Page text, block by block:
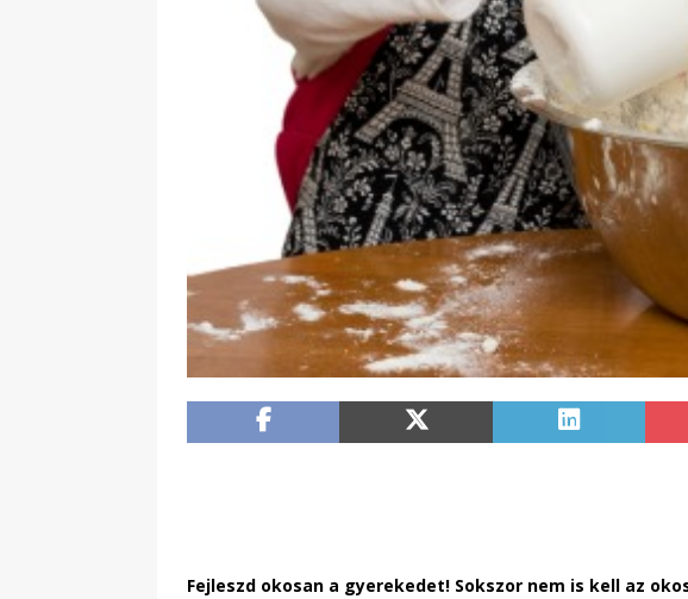
Fejleszd okosan a gyerekedet! Sokszor nem is kell az